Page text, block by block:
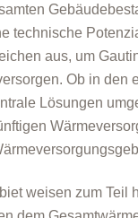
technische
aus, um
Ob in den
Lösungen
weisen zum Teil